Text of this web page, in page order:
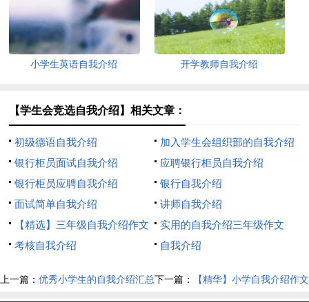
小学生英语自我介绍 开学教师自我介绍
【学生会竞选自我介绍】相关文章：
初级德语自我介绍
加入学生会组织部的自我介绍
银行柜员面试自我介绍
应聘银行柜员自我介绍
银行柜员应聘自我介绍
银行自我介绍
面试简单自我介绍
讲师自我介绍
【精选】三年级自我介绍作文
300字汇编八篇
实用的自我介绍三年级作文
300字8篇
考核自我介绍 自我介绍
上一篇： 优秀小学生的自我介绍汇总下一篇： 【精华】小学自我介绍作文